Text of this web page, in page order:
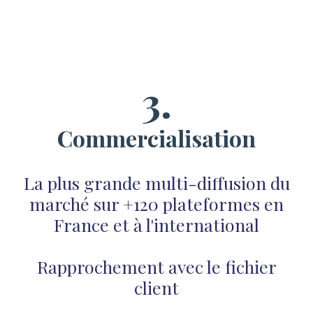
3.
Commercialisation
La plus grande multi-diffusion du
marché sur +120 plateformes en
France et à l'international
Rapprochement avec le fichier
client